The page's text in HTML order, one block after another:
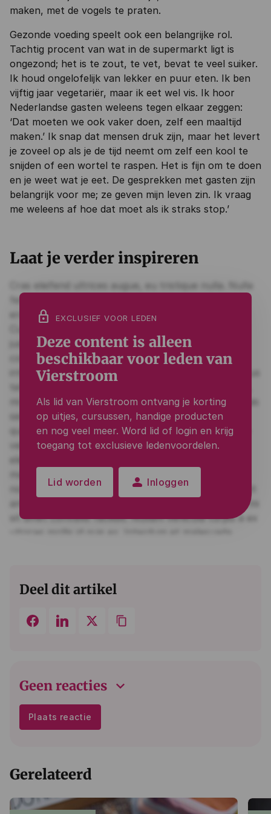
maken, met de vogels te praten.
Gezonde voeding speelt ook een belangrijke rol.
Tachtig procent van wat in de supermarkt ligt is
ongezond; het is te zout, te vet, bevat te veel suiker.
Ik houd ongelofelijk van lekker en puur eten. Ik ben
vijftig jaar vegetariër, maar ik eet wel vis. Ik hoor
Nederlandse gasten weleens tegen elkaar zeggen:
‘Dat moeten we ook vaker doen, zelf een maaltijd
maken.’ Ik snap dat mensen druk zijn, maar het levert
je zoveel op als je de tijd neemt om zelf een kool te
snijden of een wortel te raspen. Het is fijn om te doen
en je weet wat je eet. De gesprekken met gasten zijn
belangrijk voor me; ze geven mijn leven zin. Ik vraag
me weleens af hoe dat moet als ik straks stop.’
Laat je verder inspireren
lock EXCLUSIEF VOOR LEDEN
Deze content is alleen
beschikbaar voor leden van
Vierstroom
Als lid van Vierstroom ontvang je korting
op uitjes, cursussen, handige producten
en nog veel meer. Word lid of login en krijg
toegang tot exclusieve ledenvoordelen.
Lid worden person Inloggen
Deel dit artikel
Geen reacties keyboard_arrow_down
Plaats reactie
Gerelateerd